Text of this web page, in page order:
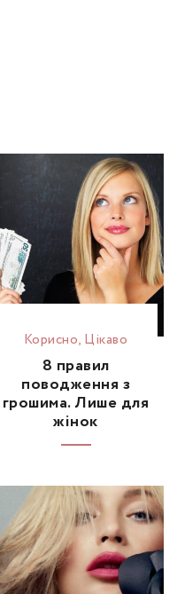
Корисно, Цікаво
8 правил
поводження з
грошима. Лише для
жінок